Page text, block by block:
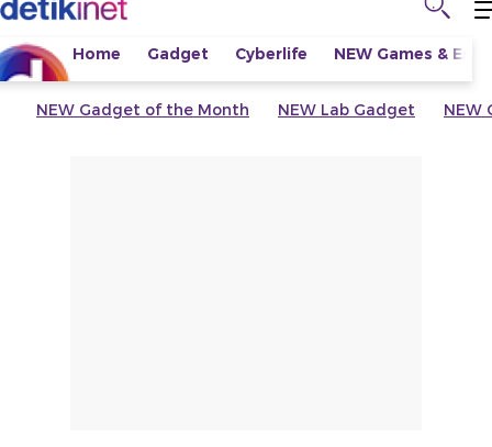
Home Gadget Cyberlife NEW Games &
NEW Gadget of the Month NEW Lab Gadget NEW